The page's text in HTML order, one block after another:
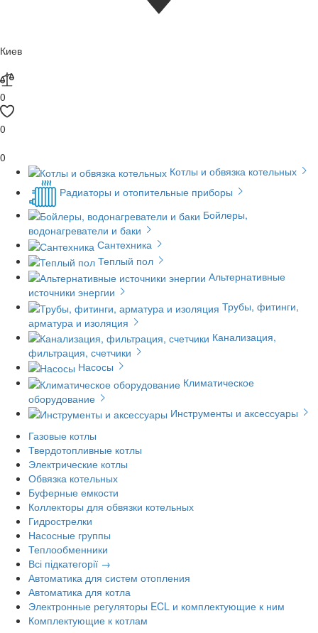
Киев
0
0
0
Котлы и обвязка котельных
Радиаторы и отопительные приборы
Бойлеры,
водонагреватели и баки
Сантехника
Теплый пол
Альтернативные
источники энергии
Трубы, фитинги,
арматура и изоляция
Канализация,
фильтрация, счетчики
Насосы
Климатическое
оборудование
Инструменты и аксессуары
Газовые котлы
Твердотопливные котлы
Электрические котлы
Обвязка котельных
Буферные емкости
Коллекторы для обвязки котельных
Гидрострелки
Насосные группы
Теплообменники
Всі підкатегорії →
Автоматика для систем отопления
Автоматика для котла
Электронные регуляторы ECL и комплектующие к ним
Комплектующие к котлам